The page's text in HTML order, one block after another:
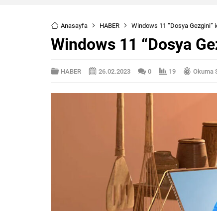
Anasayfa HABER Windows 11 “Dosya
Windows 11 “Dosya
HABER 26.02.2023 0 19 Okuma